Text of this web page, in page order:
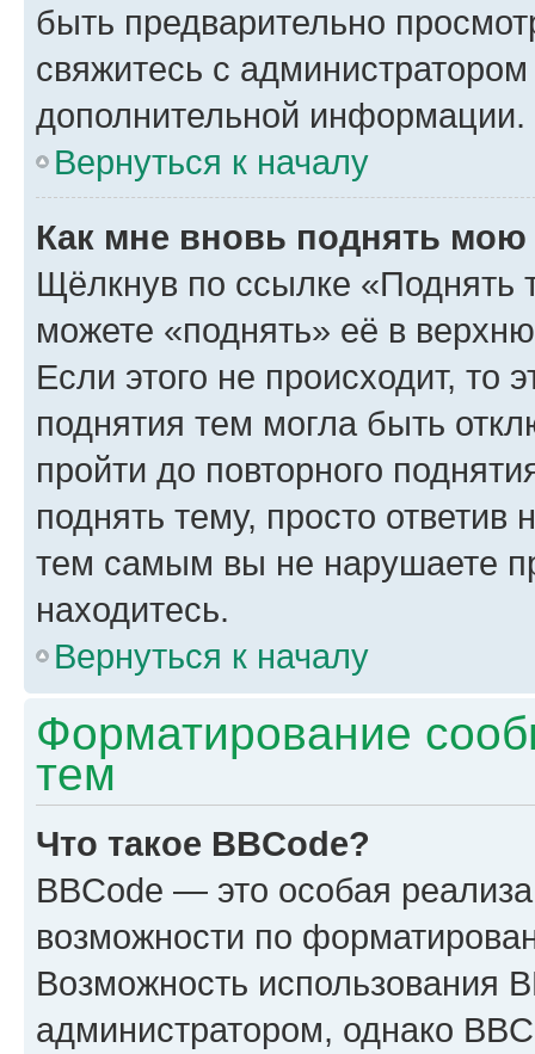
быть предварительно
свяжитесь с
дополнительной информации.
Вернуться к началу
Как мне вновь поднять мою
Щёлкнув по ссылке «Поднять
можете «поднять» её в
Если этого не происходит, то
поднятия тем могла быть
пройти до повторного
поднять тему, просто ответив
тем самым вы не нарушаете
находитесь.
Вернуться к началу
Форматирование
тем
Что такое BBCode?
BBCode — это особая
возможности по
Возможность использования
администратором, однако